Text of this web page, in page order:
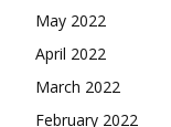
May 2022
April 2022
March 2022
February 2022